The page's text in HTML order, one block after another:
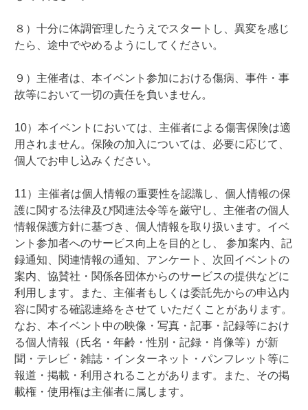
８）十分に体調管理したうえでスタートし、異変を感じ
たら、途中でやめるようにしてください。
９）主催者は、本イベント参加における傷病、事件・事
故等において一切の責任を負いません。
10）本イベントにおいては、主催者による傷害保険は適
用されません。保険の加入については、必要に応じて、
個人でお申し込みください。
11）主催者は個人情報の重要性を認識し、個人情報の保
護に関する法律及び関連法令等を厳守し、主催者の個人
情報保護方針に基づき、個人情報を取り扱います。イベ
ント参加者へのサービス向上を目的とし、 参加案内、記
録通知、関連情報の通知、アンケート、次回イベントの
案内、協賛社・関係各団体からのサービスの提供などに
利用します。また、主催者もしくは委託先からの申込内
容に関する確認連絡をさせて いただくことがあります。
なお、本イベント中の映像・写真・記事・記録等におけ
る個人情報（氏名・年齢・性別・記録・肖像等）が新
聞・テレビ・雑誌・インターネット・パンフレット等に
報道・掲載・利用されることがあります。また、その掲
載権・使用権は主催者に属します。